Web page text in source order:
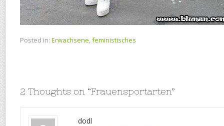
Posted in: Erwachsene,feministisches
2 Thoughts on “Frauensportarten”
dodl